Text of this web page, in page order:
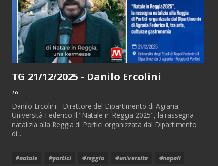
TG 21/12/2025 - Danilo Ercolini
TG
Danilo Ercolini - Direttore del Dipartimento di Agraria
Università Federico Il."Natale in Reggia 2025", la rassegna
natalizia alla Reggia di Portici organizzata dal Dipartimento
di...
#natale #portici #reggia #universita #napoli